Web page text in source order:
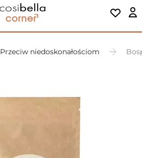
Przeciw niedoskonałościom